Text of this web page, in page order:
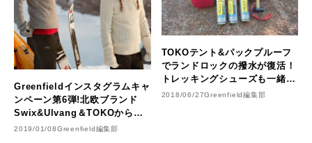
Greenfieldインスタグラムキャ
ンペーン第6弾!北欧ブランド
Swix&Ulvang＆TOKOから豪
華なプレゼントあげちゃいま
2019/01/08Greenfield編集部
TOKOテント&パックプルーフ
でランドロックの撥水が復活！
トレッキングシューズも一緒に
メンテナンス♪
2018/06/27Greenfield編集部